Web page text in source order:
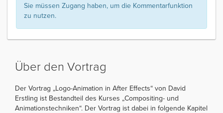
Sie müssen Zugang haben, um die Kommentarfunktion
zu nutzen.
Über den Vortrag
Der Vortrag „Logo-Animation in After Effects“ von David
Erstling ist Bestandteil des Kurses „Compositing- und
Animationstechniken“. Der Vortrag ist dabei in folgende Kapitel